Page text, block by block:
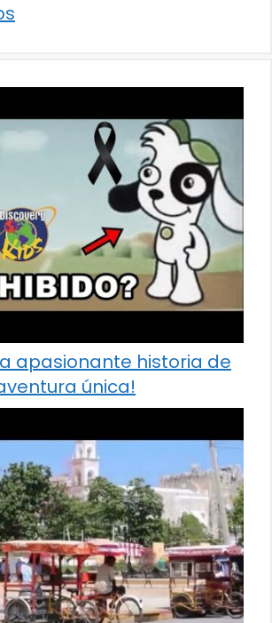
apasionante historia de
única!